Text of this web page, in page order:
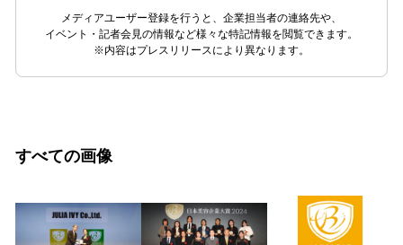
メディアユーザー登録を行うと、企業担当者の連絡先や、
イベント・記者会見の情報など様々な特記情報を閲覧できます。
※内容はプレスリリースにより異なります。
すべての画像